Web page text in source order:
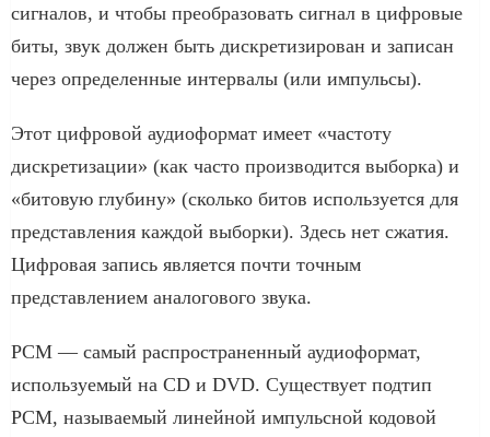
сигналов, и чтобы преобразовать сигнал в цифровые
биты, звук должен быть дискретизирован и записан
через определенные интервалы (или импульсы).
Этот цифровой аудиоформат имеет «частоту
дискретизации» (как часто производится выборка) и
«битовую глубину» (сколько битов используется для
представления каждой выборки). Здесь нет сжатия.
Цифровая запись является почти точным
представлением аналогового звука.
PCM — самый распространенный аудиоформат,
используемый на CD и DVD. Существует подтип
PCM, называемый линейной импульсной кодовой